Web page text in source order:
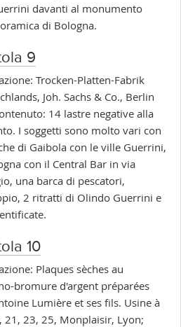
davanti al monumento
di Bologna.
9
Trocken-Platten-Fabrik
Joh. Sachs & Co., Berlin
14 lastre negative alla
I soggetti sono molto vari con
di Gaibola con le ville Guerrini,
con il Central Bar in via
una barca di pescatori,
2 ritratti di Olindo Guerrini e
10
Plaques sèches au
bromure d'argent préparées
Lumière et ses fils. Usine à
21, 23, 25, Monplaisir, Lyon;